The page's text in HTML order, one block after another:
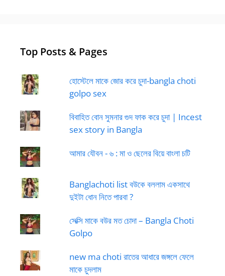
Top Posts & Pages
হোস্টেলে মাকে জোর করে চুদা-bangla choti
golpo sex
বিবাহিত বোন সুমনার গুদ ফাক করে চুদা | Incest
sex story in Bangla
আমার যৌবন - ৬ : মা ও ছেলের বিয়ে বাংলা চটি
Banglachoti list বউকে বললাম একসাথে
দুইটা ধোন নিতে পারবা ?
সেক্সি মাকে বউর মত চোদা – Bangla Choti
Golpo
new ma choti রাতের আধারে জঙ্গলে ফেলে
মাকে চুদলাম